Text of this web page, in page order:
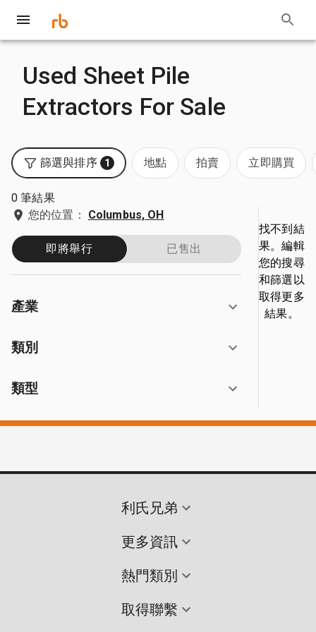
Used Sheet Pile
Extractors For Sale
篩選與排序 1 地點 拍賣 立即購買
0 筆結果
您的位置：
Columbus, OH
即將舉行 已售出
產業
類別
類型
找不到結
果。編輯
您的搜尋
和篩選以
取得更多
結果。
利氏兄弟
更多資訊
熱門類別
取得聯繫